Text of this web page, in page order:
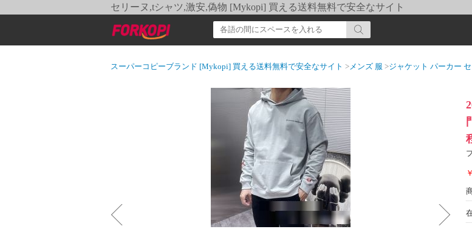
セリーヌ,tシャツ,激安,偽物 [Mykopi] 買える送料無料で安全なサイト
スーパーコピーブランド [Mykopi] 買える送料無料で安全なサイト >メンズ 服 >ジャケット パーカー